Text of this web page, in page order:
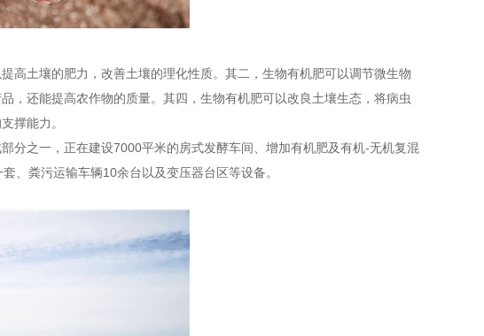
高土壤的肥力，改善土壤的理化性质。其二，生物有机肥可以调节微生物
，还能提高农作物的质量。其四，生物有机肥可以改良土壤生态，将病虫
撑能力。
分之一，正在建设7000平米的房式发酵车间、增加有机肥及有机-无机复混
、粪污运输车辆10余台以及变压器台区等设备。